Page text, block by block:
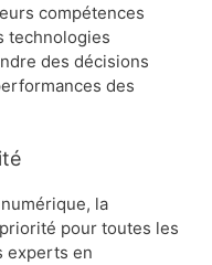
compétences
technologies
des décisions
des
la
pour toutes les
experts en